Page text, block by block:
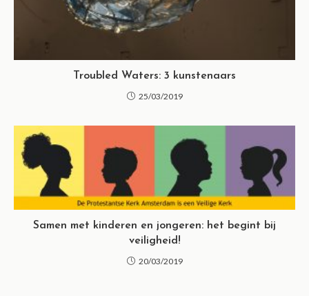
Troubled Waters: 3 kunstenaars
25/03/2019
Samen met kinderen en jongeren: het begint bij
veiligheid!
20/03/2019